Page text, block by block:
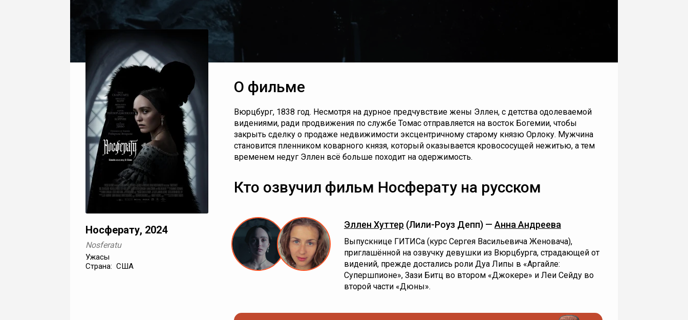
Носферату, 2024
Nosferatu
Ужасы
Страна: США
О фильме
Вюрцбург, 1838 год. Несмотря на дурное предчувствие жены Эллен, с детства одолеваемой
видениями, ради продвижения по службе Томас отправляется на восток Богемии, чтобы
закрыть сделку о продаже недвижимости эксцентричному старому князю Орлоку. Мужчина
становится пленником коварного князя, который оказывается кровососущей нежитью, а тем
временем недуг Эллен всё больше походит на одержимость.
Кто озвучил фильм Носферату на русском
Эллен Хуттер (Лили-Роуз Депп) — Анна Андреева
Выпускнице ГИТИСа (курс Сергея Васильевича Женовача),
приглашённой на озвучку девушки из Вюрцбурга, страдающей от
видений, прежде достались роли Дуа Липы в «Аргайле:
Супершпионе», Зази Битц во втором «Джокере» и Леи Сейду во
второй части «Дюны».